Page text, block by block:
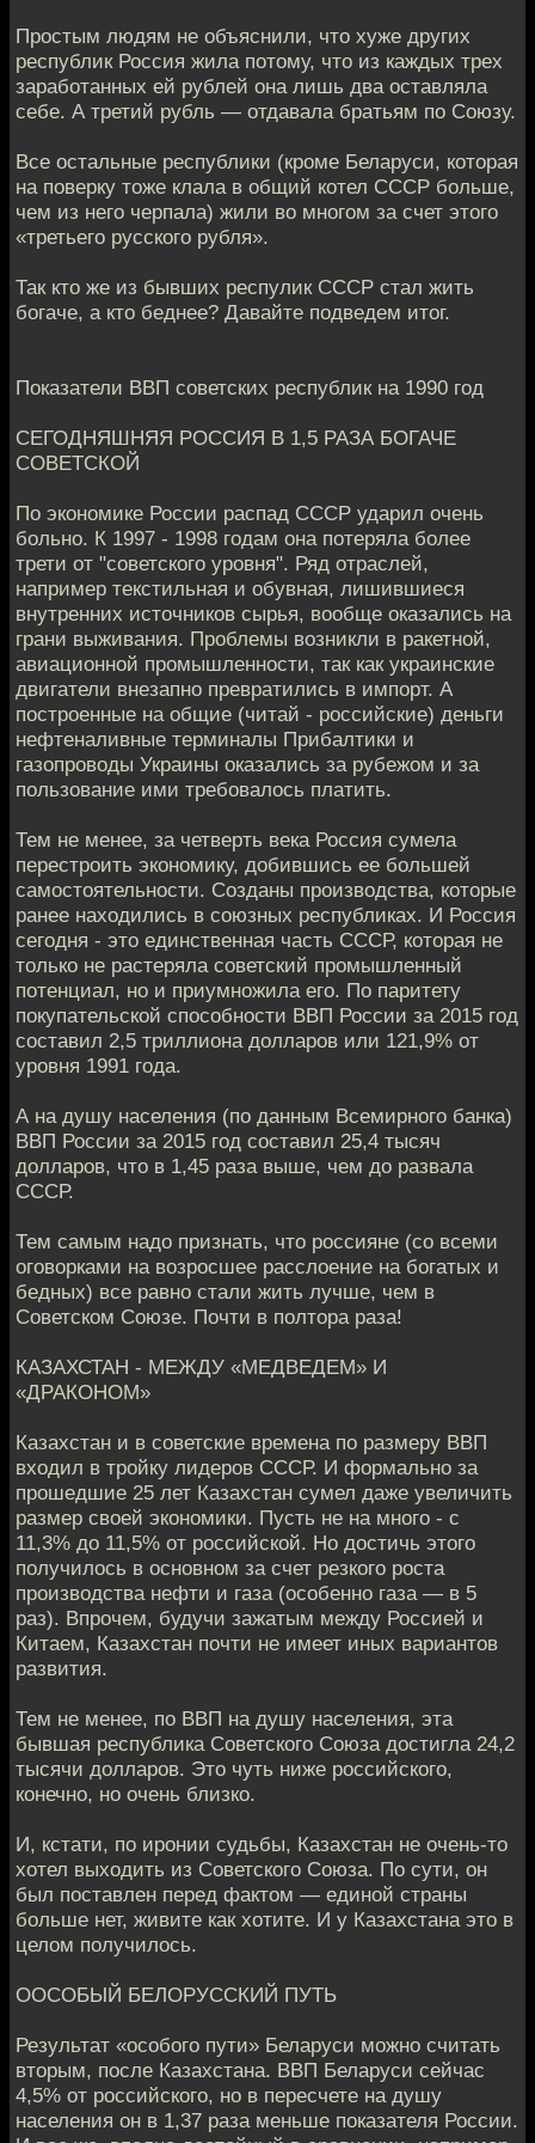
Простым людям не объяснили, что хуже других
республик Россия жила потому, что из каждых трех
заработанных ей рублей она лишь два оставляла
себе. А третий рубль — отдавала братьям по Союзу.
Все остальные республики (кроме Беларуси, которая
на поверку тоже клала в общий котел СССР больше,
чем из него черпала) жили во многом за счет этого
«третьего русского рубля».
Так кто же из бывших респулик СССР стал жить
богаче, а кто беднее? Давайте подведем итог.
Показатели ВВП советских республик на 1990 год
СЕГОДНЯШНЯЯ РОССИЯ В 1,5 РАЗА БОГАЧЕ
СОВЕТСКОЙ
По экономике России распад СССР ударил очень
больно. К 1997 - 1998 годам она потеряла более
трети от "советского уровня". Ряд отраслей,
например текстильная и обувная, лишившиеся
внутренних источников сырья, вообще оказались на
грани выживания. Проблемы возникли в ракетной,
авиационной промышленности, так как украинские
двигатели внезапно превратились в импорт. А
построенные на общие (читай - российские) деньги
нефтеналивные терминалы Прибалтики и
газопроводы Украины оказались за рубежом и за
пользование ими требовалось платить.
Тем не менее, за четверть века Россия сумела
перестроить экономику, добившись ее большей
самостоятельности. Созданы производства, которые
ранее находились в союзных республиках. И Россия
сегодня - это единственная часть СССР, которая не
только не растеряла советский промышленный
потенциал, но и приумножила его. По паритету
покупательской способности ВВП России за 2015 год
составил 2,5 триллиона долларов или 121,9% от
уровня 1991 года.
А на душу населения (по данным Всемирного банка)
ВВП России за 2015 год составил 25,4 тысяч
долларов, что в 1,45 раза выше, чем до развала
СССР.
Тем самым надо признать, что россияне (со всеми
оговорками на возросшее расслоение на богатых и
бедных) все равно стали жить лучше, чем в
Советском Союзе. Почти в полтора раза!
КАЗАХСТАН - МЕЖДУ «МЕДВЕДЕМ» И
«ДРАКОНОМ»
Казахстан и в советские времена по размеру ВВП
входил в тройку лидеров СССР. И формально за
прошедшие 25 лет Казахстан сумел даже увеличить
размер своей экономики. Пусть не на много - с
11,3% до 11,5% от российской. Но достичь этого
получилось в основном за счет резкого роста
производства нефти и газа (особенно газа — в 5
раз). Впрочем, будучи зажатым между Россией и
Китаем, Казахстан почти не имеет иных вариантов
развития.
Тем не менее, по ВВП на душу населения, эта
бывшая республика Советского Союза достигла 24,2
тысячи долларов. Это чуть ниже российского,
конечно, но очень близко.
И, кстати, по иронии судьбы, Казахстан не очень-то
хотел выходить из Советского Союза. По сути, он
был поставлен перед фактом — единой страны
больше нет, живите как хотите. И у Казахстана это в
целом получилось.
ООСОБЫЙ БЕЛОРУССКИЙ ПУТЬ
Результат «особого пути» Беларуси можно считать
вторым, после Казахстана. ВВП Беларуси сейчас
4,5% от российского, но в пересчете на душу
населения он в 1,37 раза меньше показателя России.